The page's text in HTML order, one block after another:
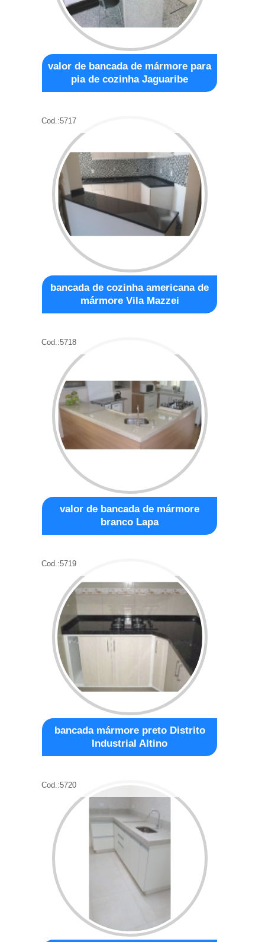
valor de bancada de mármore para
pia de cozinha Jaguaribe
Cod.:5717
bancada de cozinha americana de
mármore Vila Mazzei
Cod.:5718
valor de bancada de mármore
branco Lapa
Cod.:5719
bancada mármore preto Distrito
Industrial Altino
Cod.:5720